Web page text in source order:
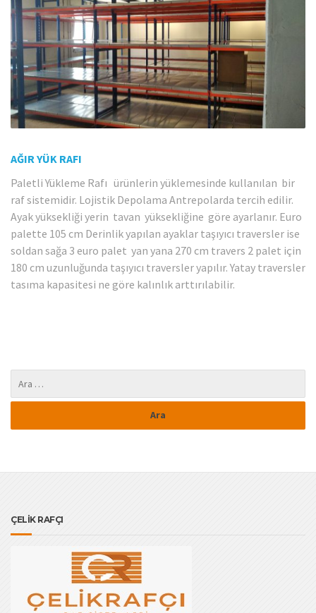
AĞIR YÜK RAFI
Paletli Yükleme Rafı ürünlerin yüklemesinde kullanılan bir
raf sistemidir. Lojistik Depolama Antrepolarda tercih edilir.
Ayak yüksekliği yerin tavan yüksekliğine göre ayarlanır. Euro
palette 105 cm Derinlik yapılan ayaklar taşıyıcı traversler ise
soldan sağa 3 euro palet yan yana 270 cm travers 2 palet için
180 cm uzunluğunda taşıyıcı traversler yapılır. Yatay traversler
tasıma kapasitesi ne göre kalınlık arttırılabilir.
ÇELİK RAFÇI